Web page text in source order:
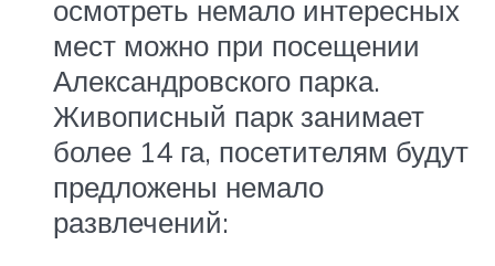
осмотреть немало интересных
мест можно при посещении
Александровского парка.
Живописный парк занимает
более 14 га, посетителям будут
предложены немало
развлечений: